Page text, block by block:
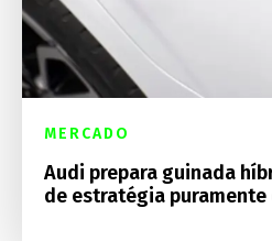
MERCADO
Audi prepara guinada
de estratégia